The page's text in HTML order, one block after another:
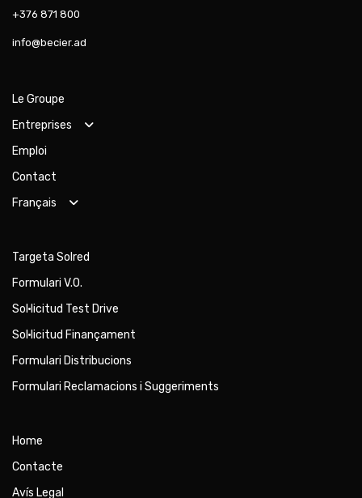
+376 871 800
info@becier.ad
Le Groupe
Entreprises
Emploi
Contact
Français
Targeta Solred
Formulari V.O.
Sol·licitud Test Drive
Sol·licitud Finançament
Formulari Distribucions
Formulari Reclamacions i Suggeriments
Home
Contacte
Avís Legal